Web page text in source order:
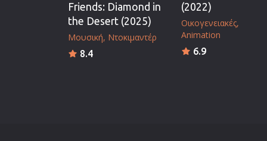
Καταστροφής
Κλασσικές
Friends: Diamond in
the Desert (2025)
Μουσική Ντοκιμαντέρ
8.4
(2022)
Οικογενειακές
Animation
6.9